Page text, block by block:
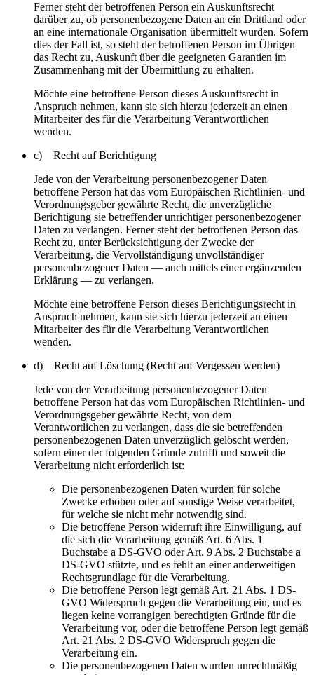
Ferner steht der betroffenen Person ein Auskunftsrecht
darüber zu, ob personenbezogene Daten an ein Drittland oder
an eine internationale Organisation übermittelt wurden. Sofern
dies der Fall ist, so steht der betroffenen Person im Übrigen
das Recht zu, Auskunft über die geeigneten Garantien im
Zusammenhang mit der Übermittlung zu erhalten.
Möchte eine betroffene Person dieses Auskunftsrecht in
Anspruch nehmen, kann sie sich hierzu jederzeit an einen
Mitarbeiter des für die Verarbeitung Verantwortlichen
wenden.
c) Recht auf Berichtigung
Jede von der Verarbeitung personenbezogener Daten
betroffene Person hat das vom Europäischen Richtlinien- und
Verordnungsgeber gewährte Recht, die unverzügliche
Berichtigung sie betreffender unrichtiger personenbezogener
Daten zu verlangen. Ferner steht der betroffenen Person das
Recht zu, unter Berücksichtigung der Zwecke der
Verarbeitung, die Vervollständigung unvollständiger
personenbezogener Daten — auch mittels einer ergänzenden
Erklärung — zu verlangen.
Möchte eine betroffene Person dieses Berichtigungsrecht in
Anspruch nehmen, kann sie sich hierzu jederzeit an einen
Mitarbeiter des für die Verarbeitung Verantwortlichen
wenden.
d) Recht auf Löschung (Recht auf Vergessen werden)
Jede von der Verarbeitung personenbezogener Daten
betroffene Person hat das vom Europäischen Richtlinien- und
Verordnungsgeber gewährte Recht, von dem
Verantwortlichen zu verlangen, dass die sie betreffenden
personenbezogenen Daten unverzüglich gelöscht werden,
sofern einer der folgenden Gründe zutrifft und soweit die
Verarbeitung nicht erforderlich ist:
Die personenbezogenen Daten wurden für solche
Zwecke erhoben oder auf sonstige Weise verarbeitet,
für welche sie nicht mehr notwendig sind.
Die betroffene Person widerruft ihre Einwilligung, auf
die sich die Verarbeitung gemäß Art. 6 Abs. 1
Buchstabe a DS-GVO oder Art. 9 Abs. 2 Buchstabe a
DS-GVO stützte, und es fehlt an einer anderweitigen
Rechtsgrundlage für die Verarbeitung.
Die betroffene Person legt gemäß Art. 21 Abs. 1 DS-
GVO Widerspruch gegen die Verarbeitung ein, und es
liegen keine vorrangigen berechtigten Gründe für die
Verarbeitung vor, oder die betroffene Person legt gemäß
Art. 21 Abs. 2 DS-GVO Widerspruch gegen die
Verarbeitung ein.
Die personenbezogenen Daten wurden unrechtmäßig